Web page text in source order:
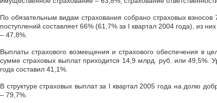
По обязательным видам страхования собрано страховых
поступлений составляет 66% (61,7% за I квартал 2004 года), из
– 47,8%.
Выплаты страхового возмещения и страхового обеспечения в
сумме страховых выплат приходится 14,9 млрд. руб. или 49,5%.
года составил 41,1%.
В структуре страховых выплат за I квартал 2005 года на долю
– 79,7%.